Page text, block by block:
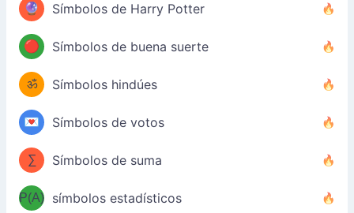
🔮 Símbolos de Harry Potter
🔴 Símbolos de buena suerte
ॐ Símbolos hindúes
💌 Símbolos de votos
∑ Símbolos de suma
P(A) símbolos estadísticos